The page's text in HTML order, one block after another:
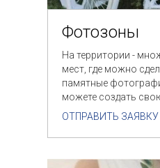
Фотозоны
На территории -
мест, где можно
памятные
можете создать
ОТПРАВИТЬ ЗАЯВКУ